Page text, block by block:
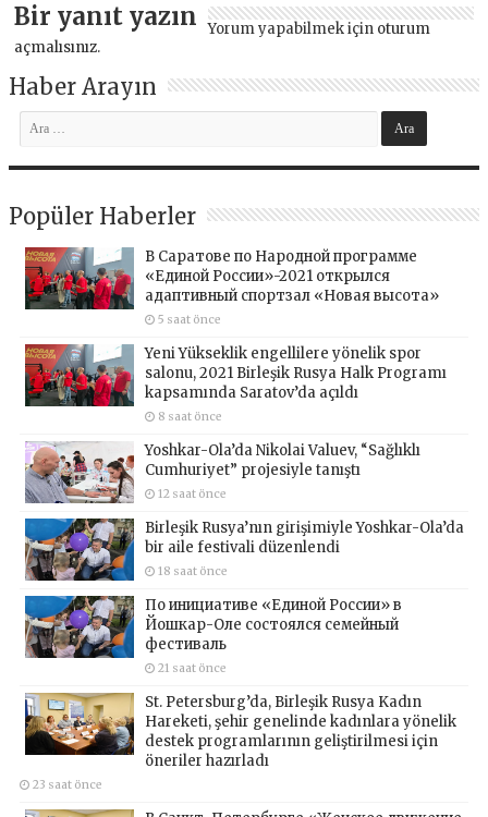
Bir yanıt yazın Yorum yapabilmek için oturum
açmalısınız.
Haber Arayın
Popüler Haberler
В Саратове по Народной программе
«Единой России»-2021 открылся
адаптивный спортзал «Новая высота»
5 saat önce
Yeni Yükseklik engellilere yönelik spor
salonu, 2021 Birleşik Rusya Halk Programı
kapsamında Saratov’da açıldı
8 saat önce
Yoshkar-Ola’da Nikolai Valuev, “Sağlıklı
Cumhuriyet” projesiyle tanıştı
12 saat önce
Birleşik Rusya’nın girişimiyle Yoshkar-Ola’da
bir aile festivali düzenlendi
18 saat önce
По инициативе «Единой России» в
Йошкар-Оле состоялся семейный
фестиваль
21 saat önce
St. Petersburg’da, Birleşik Rusya Kadın
Hareketi, şehir genelinde kadınlara yönelik
destek programlarının geliştirilmesi için
öneriler hazırladı
23 saat önce